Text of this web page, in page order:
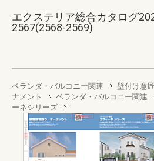
エクステリア総合カタログ
2567(2568-2569)
ベランダ・バルコニー関連 壁付け意
ナメント
ベランダ・バルコニー関連
ーネシリーズ